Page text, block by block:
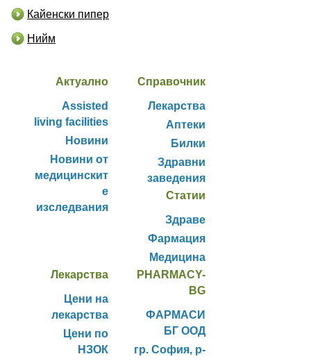
Кайенски пипер
Нийм
Актуално
Assisted
living facilities
Новини
Новини от
медицинскит
е
изследвания
Справочник
Лекарства
Аптеки
Билки
Здравни
заведения
Статии
Здраве
Фармация
Медицина
Лекарства
Цени на
лекарства
Цени по
НЗОК
PHARMACY-
BG
ФАРМАСИ
БГ ООД
гр. София, р-